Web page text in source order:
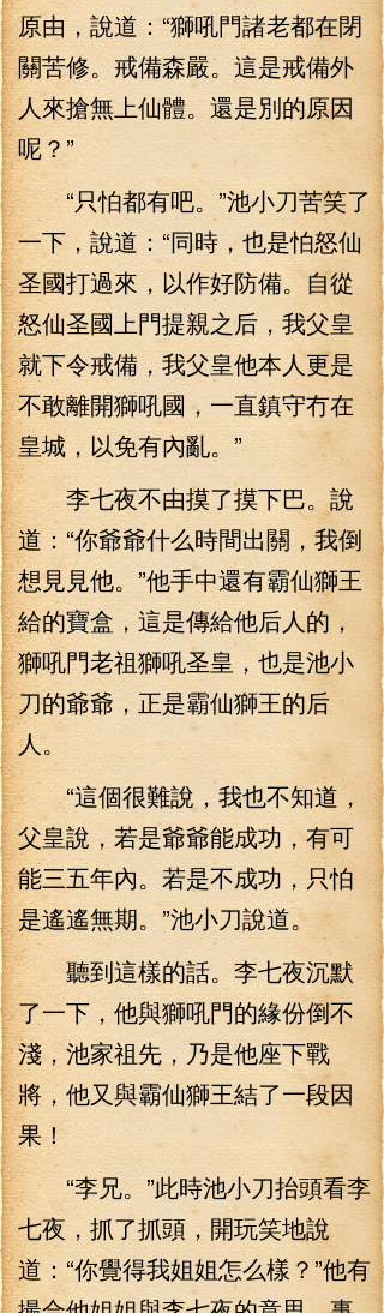
原由，說道：“獅吼門諸老都在閉
關苦修。戒備森嚴。這是戒備外
人來搶無上仙體。還是別的原因
呢？”
“只怕都有吧。”池小刀苦笑了
一下，說道：“同時，也是怕怒仙
圣國打過來，以作好防備。自從
怒仙圣國上門提親之后，我父皇
就下令戒備，我父皇他本人更是
不敢離開獅吼國，一直鎮守冇在
皇城，以免有內亂。”
李七夜不由摸了摸下巴。說
道：“你爺爺什么時間出關，我倒
想見見他。”他手中還有霸仙獅王
給的寶盒，這是傳給他后人的，
獅吼門老祖獅吼圣皇，也是池小
刀的爺爺，正是霸仙獅王的后
人。
“這個很難說，我也不知道，
父皇說，若是爺爺能成功，有可
能三五年內。若是不成功，只怕
是遙遙無期。”池小刀說道。
聽到這樣的話。李七夜沉默
了一下，他與獅吼門的緣份倒不
淺，池家祖先，乃是他座下戰
將，他又與霸仙獅王結了一段因
果！
“李兄。”此時池小刀抬頭看李
七夜，抓了抓頭，開玩笑地說
道：“你覺得我姐姐怎么樣？”他有